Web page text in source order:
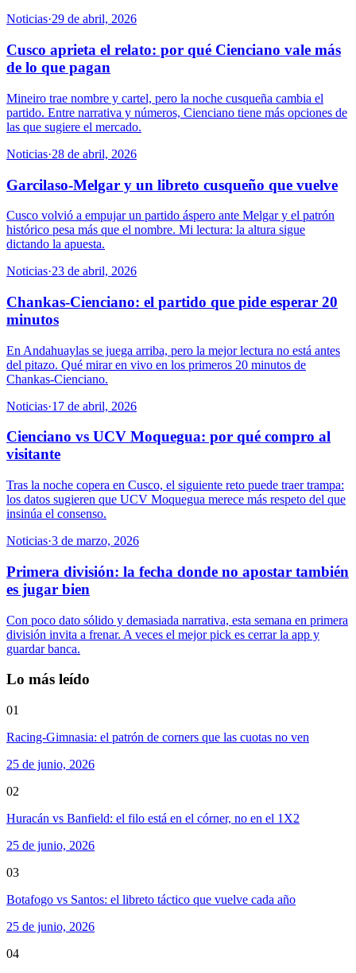
Noticias·29 de abril, 2026
Cusco aprieta el relato: por qué Cienciano vale más
de lo que pagan
Mineiro trae nombre y cartel, pero la noche cusqueña cambia el
partido. Entre narrativa y números, Cienciano tiene más opciones de
las que sugiere el mercado.
Noticias·28 de abril, 2026
Garcilaso-Melgar y un libreto cusqueño que vuelve
Cusco volvió a empujar un partido áspero ante Melgar y el patrón
histórico pesa más que el nombre. Mi lectura: la altura sigue
dictando la apuesta.
Noticias·23 de abril, 2026
Chankas-Cienciano: el partido que pide esperar 20
minutos
En Andahuaylas se juega arriba, pero la mejor lectura no está antes
del pitazo. Qué mirar en vivo en los primeros 20 minutos de
Chankas-Cienciano.
Noticias·17 de abril, 2026
Cienciano vs UCV Moquegua: por qué compro al
visitante
Tras la noche copera en Cusco, el siguiente reto puede traer trampa:
los datos sugieren que UCV Moquegua merece más respeto del que
insinúa el consenso.
Noticias·3 de marzo, 2026
Primera división: la fecha donde no apostar también
es jugar bien
Con poco dato sólido y demasiada narrativa, esta semana en primera
división invita a frenar. A veces el mejor pick es cerrar la app y
guardar banca.
Lo más leído
01
Racing-Gimnasia: el patrón de corners que las cuotas no ven
25 de junio, 2026
02
Huracán vs Banfield: el filo está en el córner, no en el 1X2
25 de junio, 2026
03
Botafogo vs Santos: el libreto táctico que vuelve cada año
25 de junio, 2026
04